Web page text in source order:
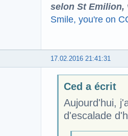
selon St Emilion,
Smile, you're on
17.02.2016 21:41:31
Ced a écrit
Aujourd'hui,
d'escalade